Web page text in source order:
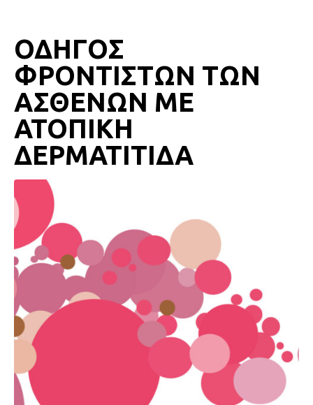
ΟΔΗΓΟΣ
ΦΡΟΝΤΙΣΤΩΝ ΤΩΝ
ΑΣΘΕΝΩΝ ΜΕ
ΑΤΟΠΙΚΗ
ΔΕΡΜΑΤΙΤΙΔΑ